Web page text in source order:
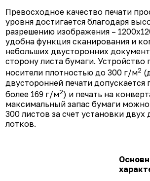
Превосходное качество печати
уровня достигается благодаря
разрешению изображения –
удобна функция сканирования и
небольших двусторонних
сторону листа бумаги.
носители плотностью до 300 г/м2
двусторонней печати допускается
более 169 г/м2) и печать на
максимальный запас бумаги можно
300 листов за счет установки
лотков.